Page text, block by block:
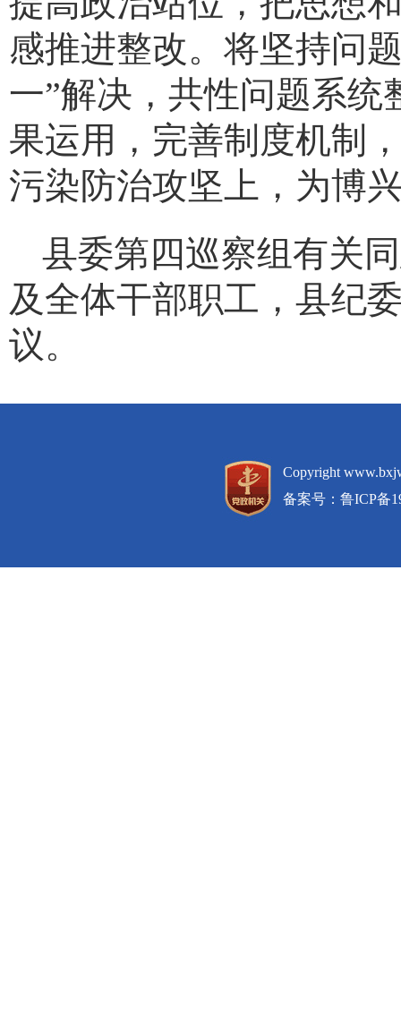
感推进整改。将坚持问
一”解决，共性问题系
果运用，完善制度机制
污染防治攻坚上，为博
县委第四巡察组有关
及全体干部职工，县纪
议。
Copyright
备案号： 鲁ICP备